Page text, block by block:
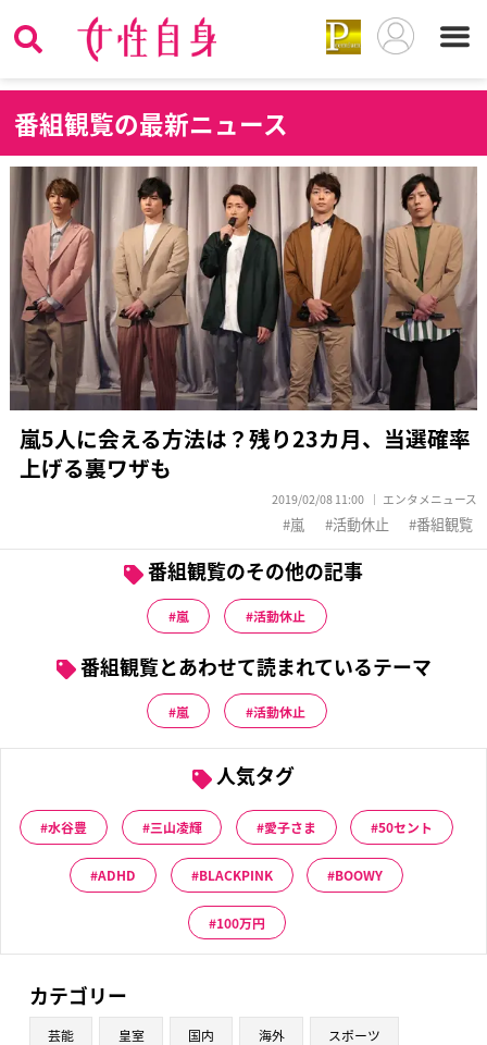
番組観覧の最新ニュース
嵐5人に会える方法は？残り23カ月、当選確率
上げる裏ワザも
2019/02/08 11:00 エンタメニュース
嵐 活動休止 番組観覧
番組観覧のその他の記事
嵐 活動休止
番組観覧とあわせて読まれているテーマ
嵐 活動休止
人気タグ
水谷豊 三山凌輝 愛子さま 50セント
ADHD BLACKPINK BOOWY
100万円
カテゴリー
芸能 皇室 国内 海外 スポーツ